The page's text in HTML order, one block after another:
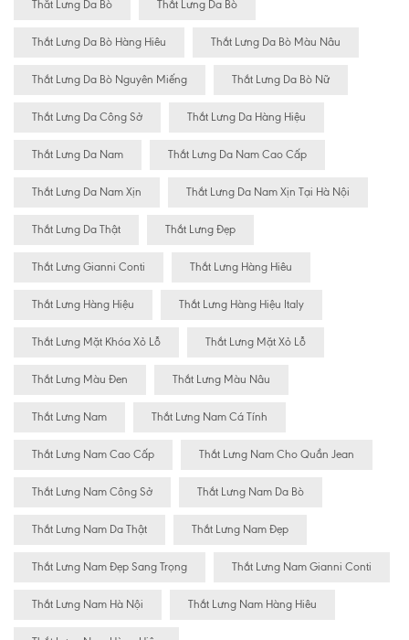
Thăt Lưng Da Bò Thắt Lưng Da Bò
Thắt Lưng Da Bò Hàng Hiêu Thắt Lưng Da Bò Màu Nâu
Thắt Lưng Da Bò Nguyên Miếng Thắt Lưng Da Bò Nữ
Thắt Lưng Da Công Sở Thắt Lưng Da Hàng Hiệu
Thắt Lưng Da Nam Thắt Lưng Da Nam Cao Cấp
Thắt Lưng Da Nam Xịn Thắt Lưng Da Nam Xịn Tại Hà Nội
Thắt Lưng Da Thật Thắt Lưng Đẹp
Thắt Lưng Gianni Conti Thắt Lưng Hàng Hiêu
Thắt Lưng Hàng Hiệu Thắt Lưng Hàng Hiệu Italy
Thắt Lưng Mặt Khóa Xỏ Lỗ Thắt Lưng Mặt Xỏ Lỗ
Thắt Lưng Màu Đen Thắt Lưng Màu Nâu
Thắt Lưng Nam Thắt Lưng Nam Cá Tính
Thắt Lưng Nam Cao Cấp Thắt Lưng Nam Cho Quần Jean
Thắt Lưng Nam Công Sở Thắt Lưng Nam Da Bò
Thắt Lưng Nam Da Thật Thắt Lưng Nam Đẹp
Thắt Lưng Nam Đẹp Sang Trọng Thắt Lưng Nam Gianni Conti
Thắt Lưng Nam Hà Nội Thắt Lưng Nam Hàng Hiêu